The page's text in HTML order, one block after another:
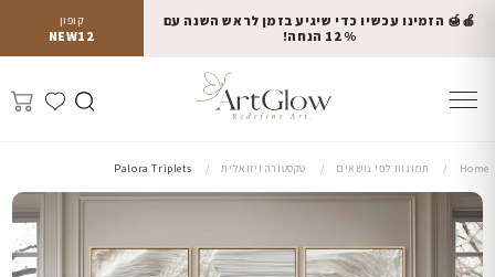
קופון
NEW12
🍎🍯 הזמינו עכשיו כדי שיגיע בזמן לראש השנה עם
12% הנחה!
Home תמונות לפי נושאים טקסטורה ויזואלית Palora Triplets